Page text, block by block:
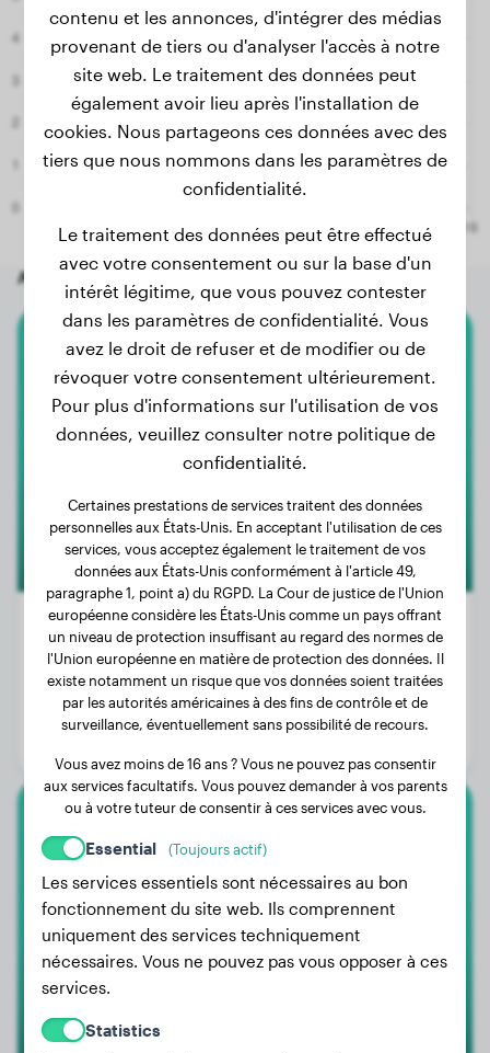
Autres chiens aléatoires
Berger Blanc Suisse
Sky
Poids:
Pas de données
Âge:
2 ans, 11 mois
Urielle
contenu et les annonces, d'intégrer des médias
provenant de tiers ou d'analyser l'accès à notre
site web. Le traitement des données peut
également avoir lieu après l'installation de
cookies. Nous partageons ces données avec des
tiers que nous nommons dans les paramètres de
confidentialité.
Le traitement des données peut être effectué
avec votre consentement ou sur la base d'un
intérêt légitime, que vous pouvez contester
dans les paramètres de confidentialité. Vous
avez le droit de refuser et de modifier ou de
révoquer votre consentement ultérieurement.
Pour plus d'informations sur l'utilisation de vos
données, veuillez consulter notre politique de
confidentialité.
Certaines prestations de services traitent des données
personnelles aux États-Unis. En acceptant l'utilisation de ces
services, vous acceptez également le traitement de vos
données aux États-Unis conformément à l'article 49,
paragraphe 1, point a) du RGPD. La Cour de justice de l'Union
européenne considère les États-Unis comme un pays offrant
un niveau de protection insuffisant au regard des normes de
l'Union européenne en matière de protection des données. Il
existe notamment un risque que vos données soient traitées
par les autorités américaines à des fins de contrôle et de
surveillance, éventuellement sans possibilité de recours.
Vous avez moins de 16 ans ? Vous ne pouvez pas consentir
aux services facultatifs. Vous pouvez demander à vos parents
ou à votre tuteur de consentir à ces services avec vous.
Essential (Toujours actif)
Les services essentiels sont nécessaires au bon
fonctionnement du site web. Ils comprennent
uniquement des services techniquement
nécessaires. Vous ne pouvez pas vous opposer à ces
services.
Statistics